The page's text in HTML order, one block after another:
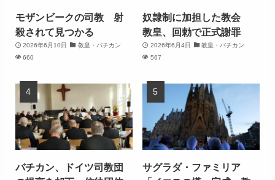
モザンビークの司教 射
殺されて見つかる
2026年6月10日
教皇・バチカン
660
奴隷制に加担した教会
教皇、回勅で正式謝罪
2026年6月4日
教皇・バチカン
567
バチカン、ドイツ司教団
サグラダ・ファミリア